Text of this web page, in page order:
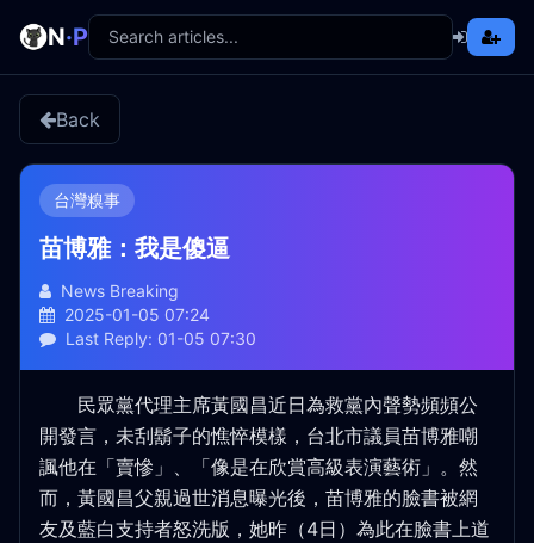
N·P
Back
台灣糗事
苗博雅：我是傻逼
News Breaking
2025-01-05 07:24
Last Reply: 01-05 07:30
民眾黨代理主席黃國昌近日為救黨內聲勢頻頻公
開發言，未刮鬍子的憔悴模樣，台北市議員苗博雅嘲
諷他在「賣慘」、「像是在欣賞高級表演藝術」。然
而，黃國昌父親過世消息曝光後，苗博雅的臉書被網
友及藍白支持者怒洗版，她昨（4日）為此在臉書上道